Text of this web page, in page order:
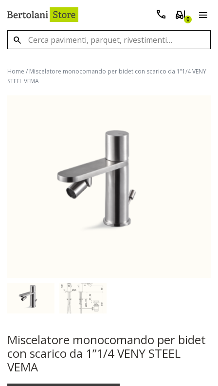
0
Home / Miscelatore monocomando per bidet con scarico da 1”1/4 VENY
STEEL VEMA
Miscelatore monocomando per bidet
con scarico da 1”1/4 VENY STEEL
VEMA